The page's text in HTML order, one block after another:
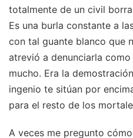
totalmente de un civil
Es una burla constante a
con tal guante blanco que
atrevió a denunciarla
mucho. Era la
ingenio te sitúan por
para el resto de los
A veces me pregunto